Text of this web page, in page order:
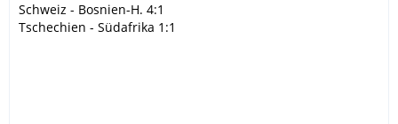
Schweiz - Bosnien-H. 4:1
Tschechien - Südafrika 1:1